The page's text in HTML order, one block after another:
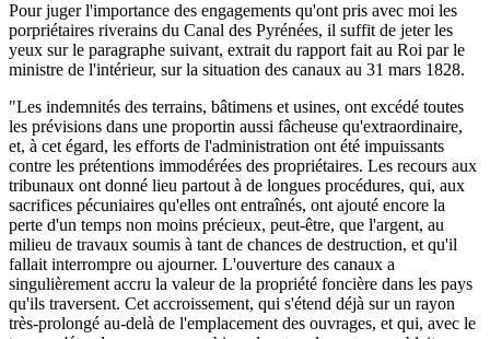
Pour juger l'importance des engagements qu'ont pris avec moi les
porpriétaires riverains du Canal des Pyrénées, il suffit de jeter les
yeux sur le paragraphe suivant, extrait du rapport fait au Roi par le
ministre de l'intérieur, sur la situation des canaux au 31 mars 1828.
"Les indemnités des terrains, bâtimens et usines, ont excédé toutes
les prévisions dans une proportin aussi fâcheuse qu'extraordinaire,
et, à cet égard, les efforts de l'administration ont été impuissants
contre les prétentions immodérées des propriétaires. Les recours aux
tribunaux ont donné lieu partout à de longues procédures, qui, aux
sacrifices pécuniaires qu'elles ont entraînés, ont ajouté encore la
perte d'un temps non moins précieux, peut-être, que l'argent, au
milieu de travaux soumis à tant de chances de destruction, et qu'il
fallait interrompre ou ajourner. L'ouverture des canaux a
singulièrement accru la valeur de la propriété foncière dans les pays
qu'ils traversent. Cet accroissement, qui s'étend déjà sur un rayon
très-prolongé au-delà de l'emplacement des ouvrages, et qui, avec le